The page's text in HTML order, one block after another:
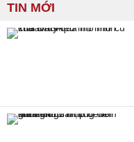
TIN MỚI